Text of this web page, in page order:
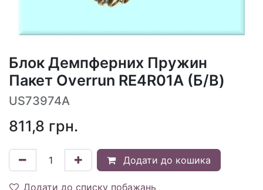
Блок Демпферних Пружин
Пакет Overrun RE4R01A (Б/В)
US73974A
811,8 грн.
Додати до кошика
Додати до списку побажань